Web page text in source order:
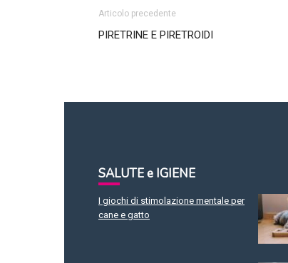
Articolo precedente
PIRETRINE E PIRETROIDI
SALUTE e IGIENE
I giochi di stimolazione mentale per
cane e gatto